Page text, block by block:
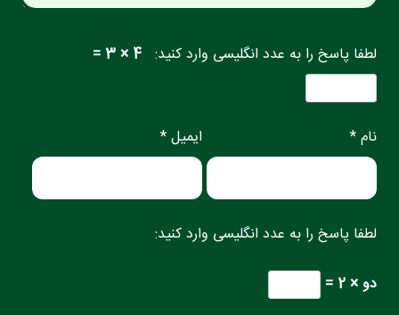
لطفا پاسخ را به عدد انگلیسی وارد کنید: 4 × 3 =
نام * ایمیل *
لطفا پاسخ را به عدد انگلیسی وارد کنید:
دو × 2 =